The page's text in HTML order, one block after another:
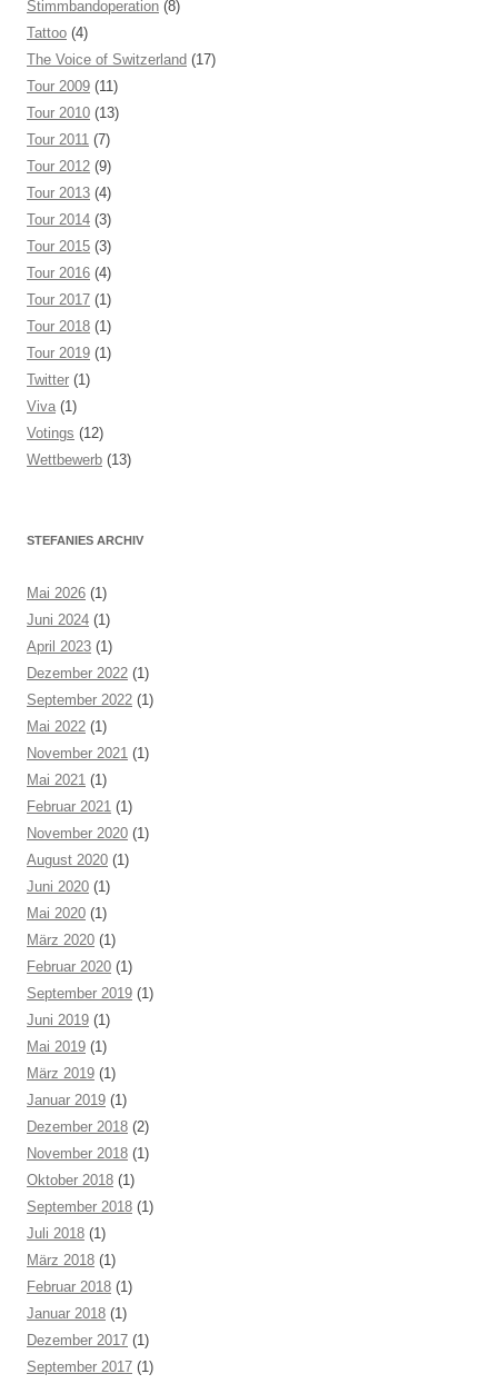
Stimmbandoperation (8)
Tattoo (4)
The Voice of Switzerland (17)
Tour 2009 (11)
Tour 2010 (13)
Tour 2011 (7)
Tour 2012 (9)
Tour 2013 (4)
Tour 2014 (3)
Tour 2015 (3)
Tour 2016 (4)
Tour 2017 (1)
Tour 2018 (1)
Tour 2019 (1)
Twitter (1)
Viva (1)
Votings (12)
Wettbewerb (13)
STEFANIES ARCHIV
Mai 2026 (1)
Juni 2024 (1)
April 2023 (1)
Dezember 2022 (1)
September 2022 (1)
Mai 2022 (1)
November 2021 (1)
Mai 2021 (1)
Februar 2021 (1)
November 2020 (1)
August 2020 (1)
Juni 2020 (1)
Mai 2020 (1)
März 2020 (1)
Februar 2020 (1)
September 2019 (1)
Juni 2019 (1)
Mai 2019 (1)
März 2019 (1)
Januar 2019 (1)
Dezember 2018 (2)
November 2018 (1)
Oktober 2018 (1)
September 2018 (1)
Juli 2018 (1)
März 2018 (1)
Februar 2018 (1)
Januar 2018 (1)
Dezember 2017 (1)
September 2017 (1)